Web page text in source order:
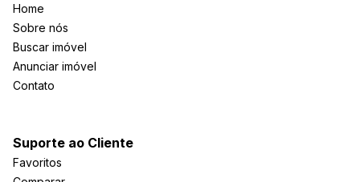
Home
Sobre nós
Buscar imóvel
Anunciar imóvel
Contato
Suporte ao Cliente
Favoritos